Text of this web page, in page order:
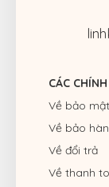
CÁC
Về bảo mật
Về bảo
Về đổi trả
Về thanh